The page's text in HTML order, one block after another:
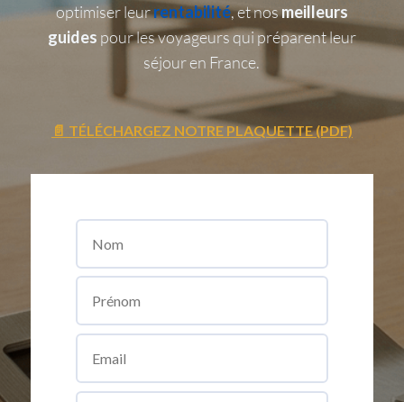
optimiser leurrentabilité, et nosmeilleurs
guides pour les voyageurs qui préparent leur
séjour en France.
📄 TÉLÉCHARGEZ NOTRE PLAQUETTE (PDF)